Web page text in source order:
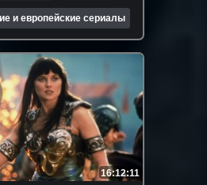
и европейские сериалы
16:12:11